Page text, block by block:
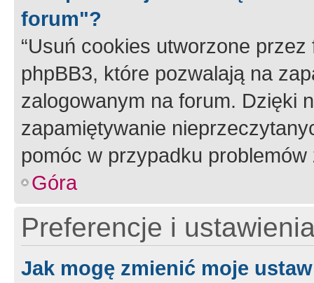
forum"?
“Usuń cookies utworzone
phpBB3, które pozwalają na
zalogowanym na forum. Dzięki
zapamiętywanie
pomóc w przypadku
Góra
Preferencje i
Jak mogę zmienić moje